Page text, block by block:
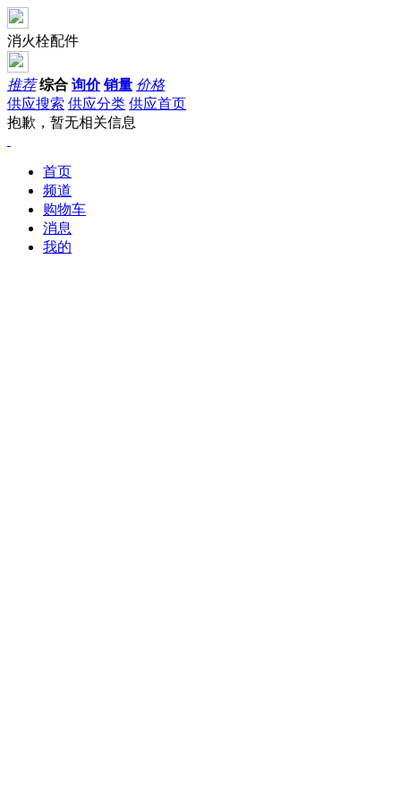
消火栓配件
推荐 综合 询价 销量 价格
供应搜索 供应分类 供应首页
抱歉，暂无相关信息
首页
频道
购物车
消息
我的